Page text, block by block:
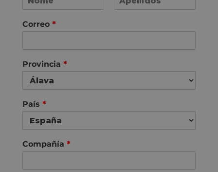
o
m
d
Correo *
Provincia *
País *
Compañía *